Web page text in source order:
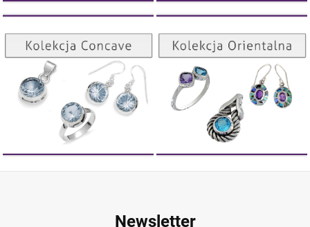
Kolekcja Concave
ZOBACZ
Kolekcja Orientalna
ZOBACZ
Newsletter